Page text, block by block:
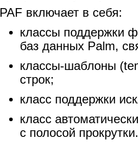
PAF включает в себя:
классы поддержки
баз данных Palm,
классы-шаблоны
строк;
класс поддержки
класс
с полосой прокрутки.